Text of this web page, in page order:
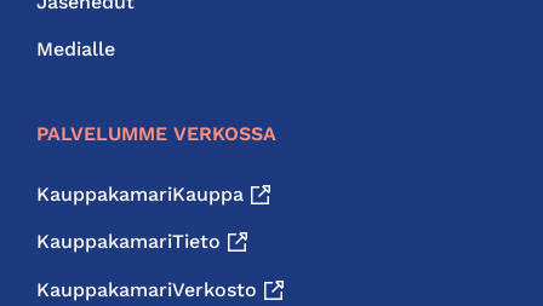
Medialle
PALVELUMME VERKOSSA
KauppakamariKauppa
KauppakamariTieto
KauppakamariVerkosto